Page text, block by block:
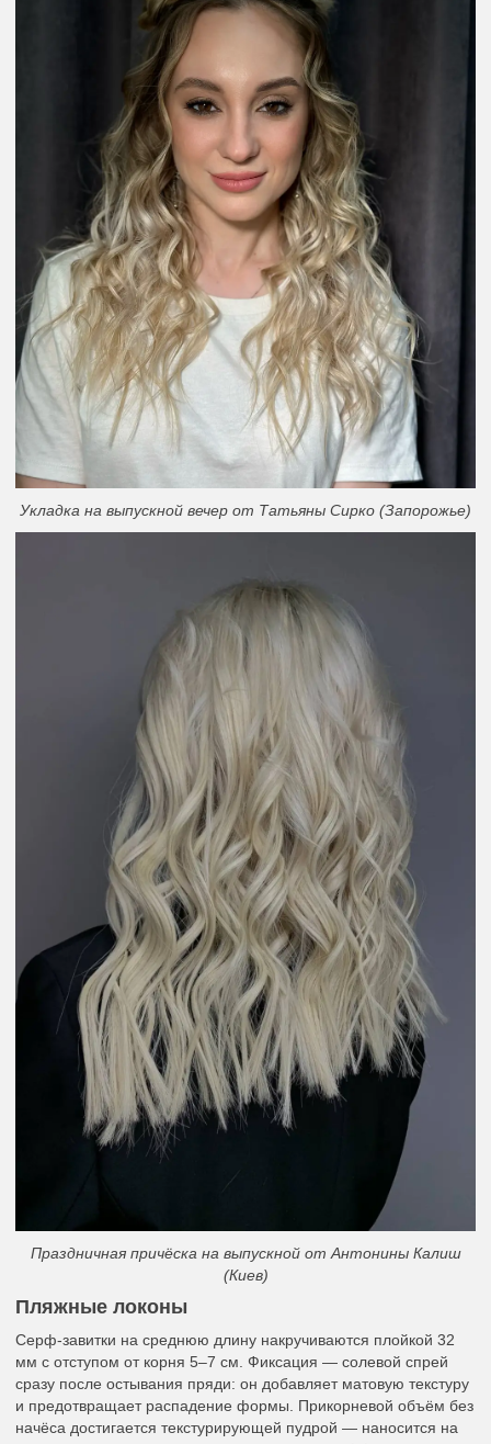
Укладка на выпускной вечер от Татьяны Сирко (Запорожье)
Праздничная причёска на выпускной от Антонины Калиш
(Киев)
Пляжные локоны
Серф-завитки на среднюю длину накручиваются плойкой 32
мм с отступом от корня 5–7 см. Фиксация — солевой спрей
сразу после остывания пряди: он добавляет матовую текстуру
и предотвращает распадение формы. Прикорневой объём без
начёса достигается текстурирующей пудрой — наносится на